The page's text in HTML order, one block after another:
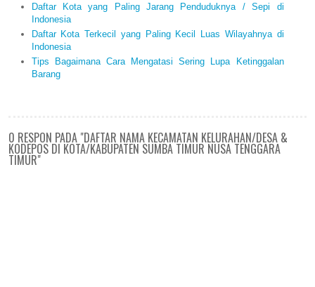
Daftar Kota yang Paling Jarang Penduduknya / Sepi di
Indonesia
Daftar Kota Terkecil yang Paling Kecil Luas Wilayahnya di
Indonesia
Tips Bagaimana Cara Mengatasi Sering Lupa Ketinggalan
Barang
0 RESPON PADA "DAFTAR NAMA KECAMATAN KELURAHAN/DESA &
KODEPOS DI KOTA/KABUPATEN SUMBA TIMUR NUSA TENGGARA
TIMUR"